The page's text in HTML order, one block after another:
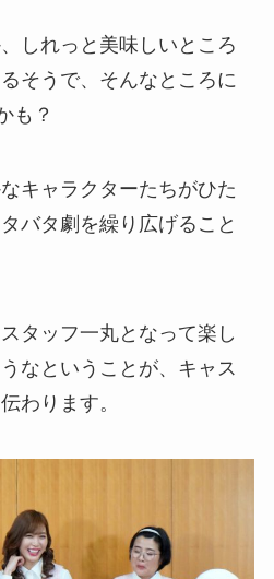
しれっと美味しいところ
そうで、そんなところに
も？
キャラクターたちがひた
バタ劇を繰り広げること
タッフ一丸となって楽し
なということが、キャス
わります。